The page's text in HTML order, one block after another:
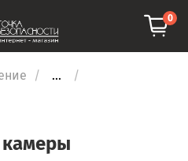
0
...